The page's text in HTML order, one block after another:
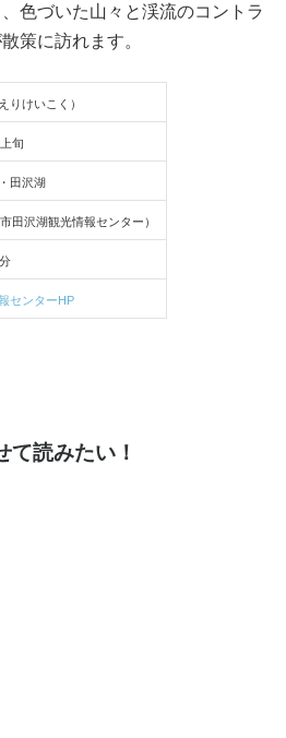
色づいた山々と渓流のコントラ
策に訪れます。
りけいこく）
旬
田沢湖
田沢湖観光情報センター）
センターHP
て読みたい！